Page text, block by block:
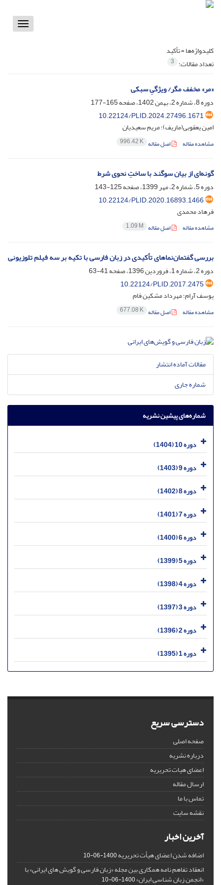
Toggle
کلیدواژه‌ها =تأکید
تعداد مقالات: 3
«مر» مخفف مگر/ ویژگیِ سبکی
دوره 8، شماره 2، بهمن 1402، صفحه
165-177
10.22124/PLID.2024.27496.1671
امین یعقوبی(ماریف)؛ مریم سعیدیان
مشاهده مقاله اصل مقاله 996.42 K
گونه‌ای از بیان سوگند با ساختِ نحوی شرط
دوره 5، شماره 2، مهر 1399، صفحه
125-143
10.22124/PLID.2020.16893.1466
فرهاد محمدی
مشاهده مقاله اصل مقاله 1.09 M
بررسی گفتمان‌نما‌های تأکیدی در زبان فارسی با تکیه بر سه فیلم تلوزیونی
دوره 2، شماره 1، فروردین 1396، صفحه
41-63
10.22124/PLID.2017.2475
یوسف آرام؛ مهرداد مشکین فام
مشاهده مقاله اصل مقاله 677.08 K
مقالات آماده انتشار
شماره جاری
شماره‌های پیشین نشریه
دوره 10 (1404)
دوره 9 (1403)
دوره 8 (1402)
دوره 7 (1401)
دوره 6 (1400)
دوره 5 (1399)
دوره 4 (1398)
دوره 3 (1397)
دوره 2 (1396)
دوره 1 (1395)
دسترسی سریع
صفحه اصلی
درباره نشریه
اعضای هیات تحریریه
ارسال مقاله
تماس با ما
نقشه سایت
آخرین اخبار
اضافه شدن اعضای هیأت تحریریه1400-06-10
انعقاد تفاهم نامه همکاری بین مجله «زبان فارسی و گویش های ایرانی» با
«انجمن زبان شناسی ایران»1400-06-10